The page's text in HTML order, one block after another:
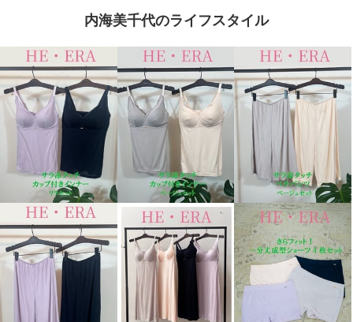
ヘ・エラ はっ水 大人美人 フード
付粒わたベスト
ベージュ ＬＬ
¥0
ヘ・エラ はっ水 大人美人 フード
付粒わたベスト
チャコール Ｍ
¥0
内海美千代のライフスタイル